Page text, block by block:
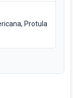
Protula